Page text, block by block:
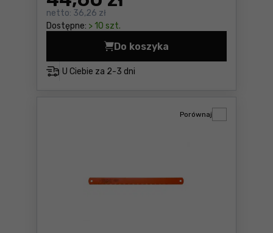
netto: 36,26 zł
Dostępne: > 10 szt.
U Ciebie za 2-3 dni
Do koszyka
Nóż finka Bahco 2446
Porównaj